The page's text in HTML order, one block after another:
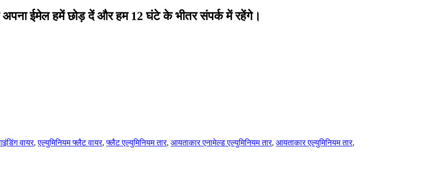
अपना ईमेल हमें छोड़ दें और हम 12 घंटे के भीतर संपर्क में रहेंगे।
वायर,एल्युमिनियम फ्लैट वायर,फ्लैट एल्युमिनियम तार, आयताकार एनामेल्ड एल्युमिनियम तार, आयताकार एल्युमिनियम तार,